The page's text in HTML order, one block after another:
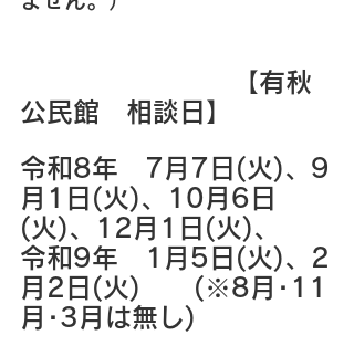
【有秋
公民館　相談日】
令和8年　7月7日(火)、9
月1日(火)、10月6日
(火)、12月1日(火)、
令和9年　1月5日(火)、2
月2日(火)　　(※8月･11
月･3月は無し)